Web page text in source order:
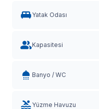
Yatak Odası
Kapasitesi
Banyo / WC
Yüzme Havuzu